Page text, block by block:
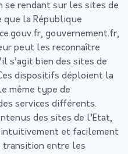
se rendant sur les sites de
la République
gouvernement.fr,
peut les reconnaître
s’agit bien des sites de
dispositifs déploient la
même type de
services différents.
des sites de l’Etat,
et facilement
transition entre les